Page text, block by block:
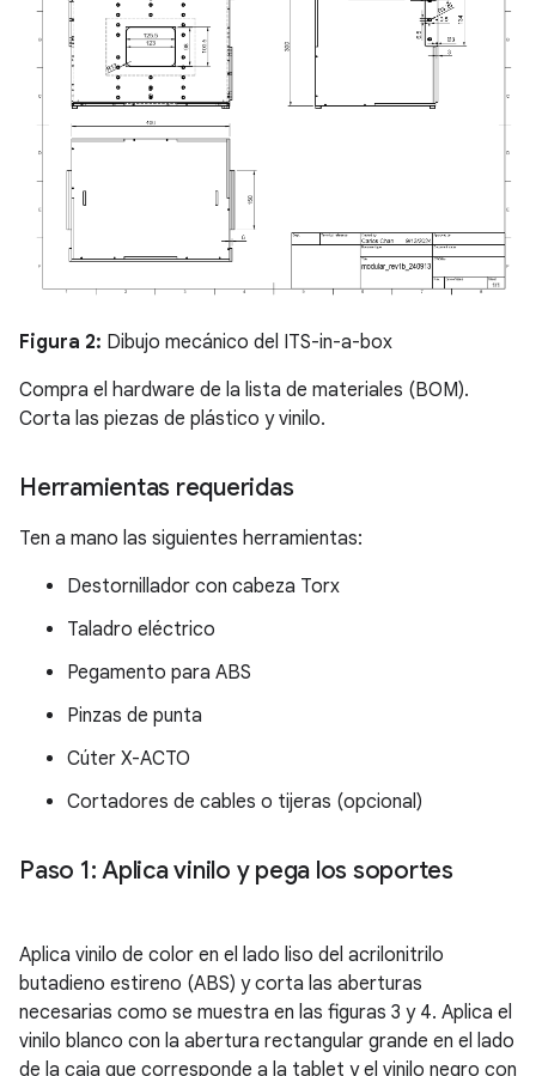
Figura 2: Dibujo mecánico del ITS-in-a-box
Compra el hardware de la lista de materiales (BOM).
Corta las piezas de plástico y vinilo.
Herramientas requeridas
Ten a mano las siguientes herramientas:
Destornillador con cabeza Torx
Taladro eléctrico
Pegamento para ABS
Pinzas de punta
Cúter X-ACTO
Cortadores de cables o tijeras (opcional)
Paso 1: Aplica vinilo y pega los soportes
Aplica vinilo de color en el lado liso del acrilonitrilo
butadieno estireno (ABS) y corta las aberturas
necesarias como se muestra en las figuras 3 y 4. Aplica el
vinilo blanco con la abertura rectangular grande en el lado
de la caja que corresponde a la tablet y el vinilo negro con